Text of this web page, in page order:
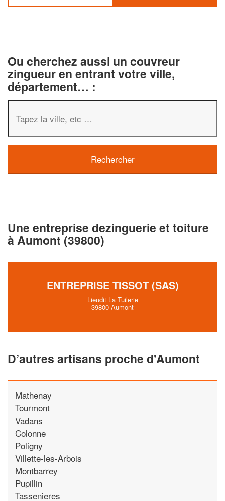
Ou cherchez aussi un couvreur
zingueur en entrant votre ville,
département… :
Une entreprise dezinguerie et toiture
à Aumont (39800)
ENTREPRISE TISSOT (SAS)
Lieudit La Tuilerie
39800 Aumont
D’autres artisans proche d'Aumont
Mathenay
Tourmont
Vadans
Colonne
Poligny
Villette-les-Arbois
Montbarrey
Pupillin
Tassenieres